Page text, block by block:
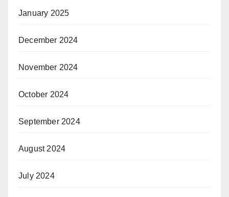
January 2025
December 2024
November 2024
October 2024
September 2024
August 2024
July 2024